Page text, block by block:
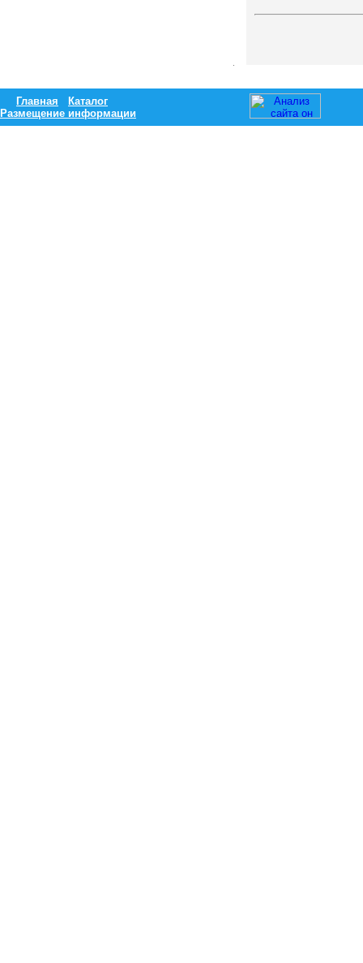
Главная
Каталог
Размещение информации